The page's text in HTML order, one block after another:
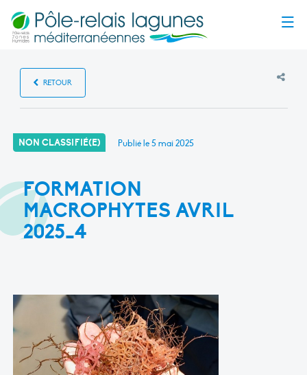
RETOUR
NON CLASSIFIÉ(E) Publié le5 mai 2025
FORMATION
MACROPHYTES AVRIL
2025_4